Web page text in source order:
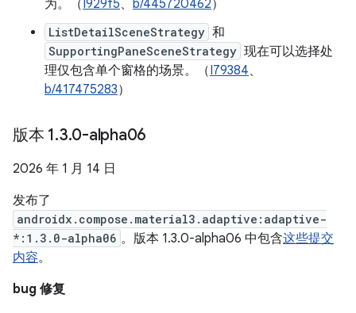
为。（I929f5、 b/445720462）
ListDetailSceneStrategy 和
SupportingPaneSceneStrategy 现在可以选择处
理仅包含单个窗格的场景。（I79384、
b/417475283）
版本 1.3.0-alpha06
2026 年 1 月 14 日
发布了
androidx.compose.material3.adaptive:adaptive-
*:1.3.0-alpha06 。版本 1.3.0-alpha06 中包含这些提交
内容。
bug 修复